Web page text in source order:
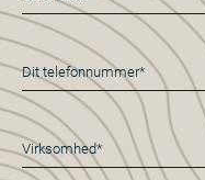
mail
*
Telefon
*
Virksomhed
*